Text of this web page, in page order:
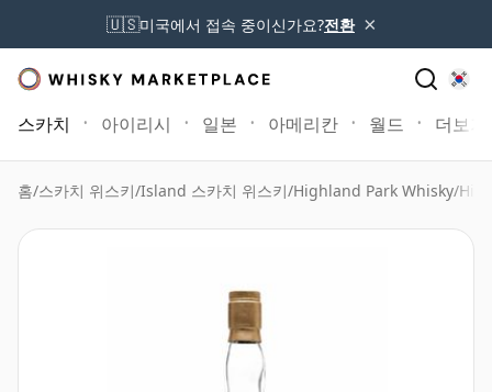
🇺🇸미국에서 접속 중이신가요?전환 ×
스카치 아이리시 일본 아메리칸 월드 더보기
홈/스카치 위스키/Island 스카치 위스키/Highland Park Whisky/